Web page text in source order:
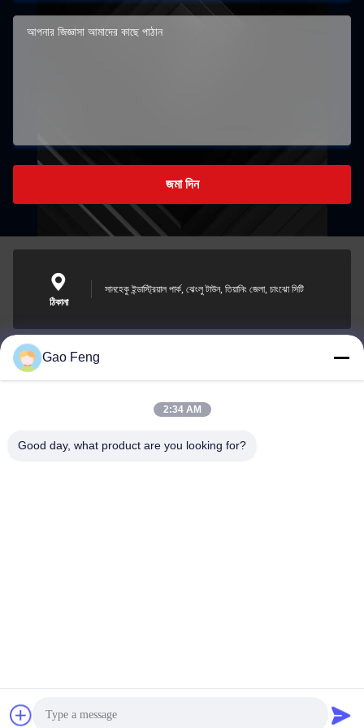
জমা দিন
ঠিকানা
সানহেকু ইন্ডাস্ট্রিয়াল পার্ক, ঝেংলু টাউন, তিয়ানিং জেলা, চাংঝো সিটি
suli@sulidry.com
Changzhou Su Li drying equipment Co., Ltd.
Gao Feng
2:34 AM
Good day, what product are you looking for?